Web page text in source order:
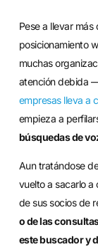
Pese a llevar
posicionamiento
muchas
atención debida
empresas lleva a
empieza a
búsquedas de
Aun tratándose
vuelto a sacarlo a
de sus socios de
o de las
este buscador y